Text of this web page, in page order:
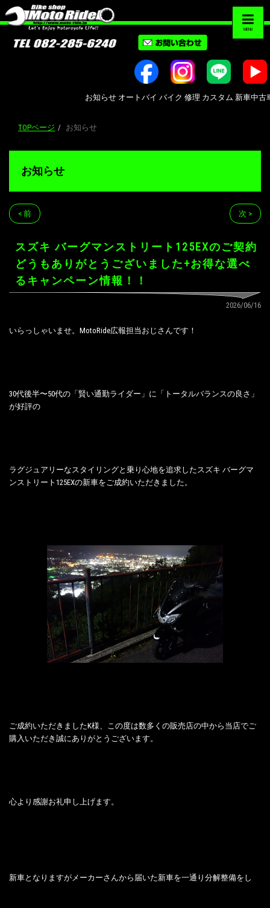
MENU
お知らせ オートバイ バイク 修理 カスタム 新車中古車
TOPページ お知らせ
お知らせ
< 前 次 >
スズキ バーグマンストリート125EXのご契約
どうもありがとうございました+お得な選べ
るキャンペーン情報！！
2026/06/16
いらっしゃいませ。MotoRide広報担当おじさんです！
30代後半〜50代の「賢い通勤ライダー」に「トータルバランスの良さ」
が好評の
ラグジュアリーなスタイリングと乗り心地を追求したスズキ バーグマ
ンストリート125EXの新車をご成約いただきました。
ご成約いただきましたK様、この度は数多くの販売店の中から当店でご
購入いただき誠にありがとうございます。
心より感謝お礼申し上げます。
新車となりますがメーカーさんから届いた新車を一通り分解整備をし